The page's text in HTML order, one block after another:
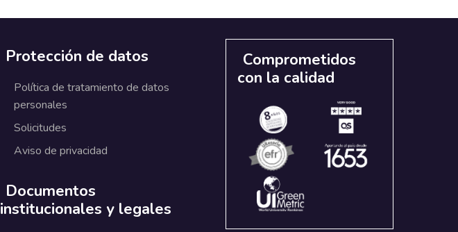
Protección de datos
Política de tratamiento de datos
personales
Solicitudes
Aviso de privacidad
Documentos
institucionales y legales
Comprometidos
con la calidad